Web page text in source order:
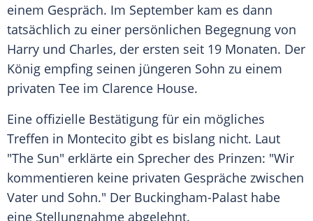
einem Gespräch. Im September kam es dann
tatsächlich zu einer persönlichen Begegnung von
Harry und Charles, der ersten seit 19 Monaten. Der
König empfing seinen jüngeren Sohn zu einem
privaten Tee im Clarence House.
Eine offizielle Bestätigung für ein mögliches
Treffen in Montecito gibt es bislang nicht. Laut
"The Sun" erklärte ein Sprecher des Prinzen: "Wir
kommentieren keine privaten Gespräche zwischen
Vater und Sohn." Der Buckingham-Palast habe
eine Stellungnahme abgelehnt.